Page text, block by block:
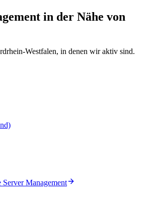
in der Nähe von
Westfalen, in denen wir aktiv sind.
Server Management